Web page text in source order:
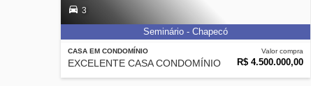
CASA EM CONDOMÍNIO
EXCELENTE CASA CONDOMÍNIO
Valor compra
R$ 4.500.000,00
3
Seminário - Chapecó